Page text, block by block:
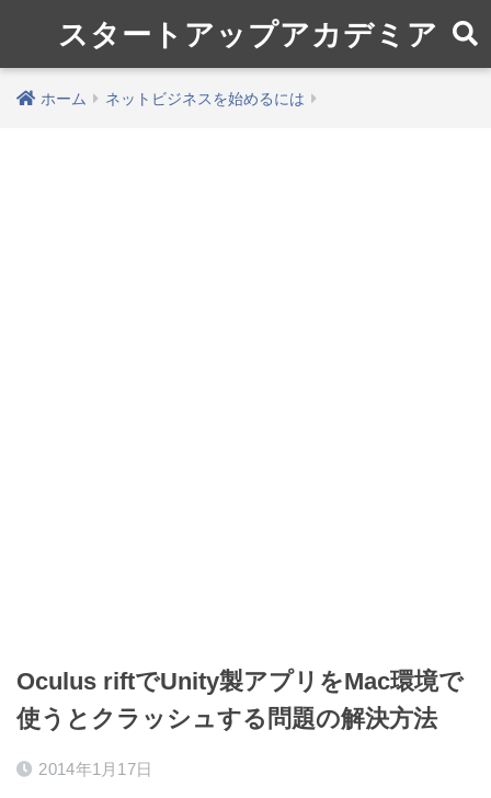
スタートアップアカデミア
ホーム ネットビジネスを始めるには
Oculus riftでUnity製アプリをMac環境で
使うとクラッシュする問題の解決方法
2014年1月17日